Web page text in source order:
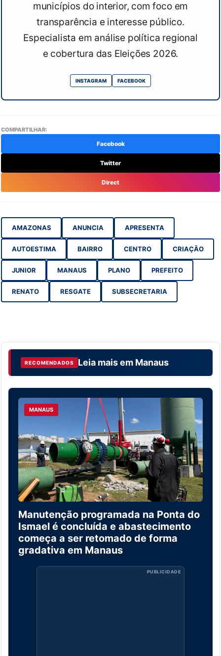
municípios do interior, com foco em
transparência e interesse público.
Especialista em análise política regional
e cobertura das Eleições 2026.
INSTAGRAM FACEBOOK
COMPARTILHAR:
Facebook
Twitter
Direct
AMAZONAS ANUNCIA APRESENTA
AUTOESTIMA BAIRRO CENTRO CRIAÇÃO
JUNIOR MANAUS PLANO PREFEITO
RENATO RESGATE SUBSECRETARIA
RECOMENDADOS Leia mais em Manaus
MANAUS
Manutenção programada na Ponta do
Ismael é concluída e abastecimento
começa a ser retomado de forma
gradativa em Manaus
PUBLICIDADE